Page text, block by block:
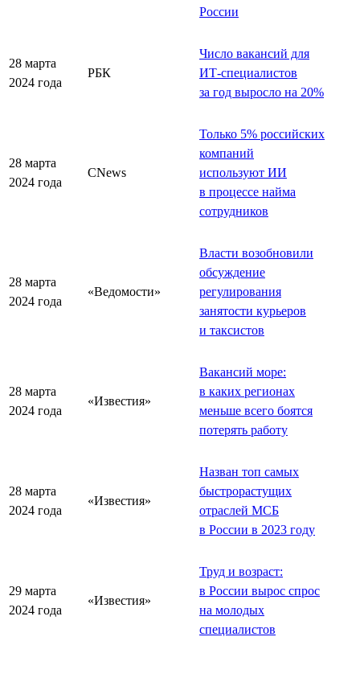
России
28 марта
2024 года
РБК
Число вакансий для
ИТ-специалистов
за год выросло на 20%
28 марта
2024 года
CNews
Только 5% российских
компаний
используют ИИ
в процессе найма
сотрудников
28 марта
2024 года
«Ведомости»
Власти возобновили
обсуждение
регулирования
занятости курьеров
и таксистов
28 марта
2024 года
«Известия»
Вакансий море:
в каких регионах
меньше всего боятся
потерять работу
28 марта
2024 года
«Известия»
Назван топ самых
быстрорастущих
отраслей МСБ
в России в 2023 году
29 марта
2024 года
«Известия»
Труд и возраст:
в России вырос спрос
на молодых
специалистов